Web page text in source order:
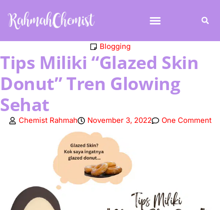
Blogging
Tips Miliki “Glazed Skin
Donut” Tren Glowing
Sehat
Chemist Rahmah November 3, 2022 One Comment